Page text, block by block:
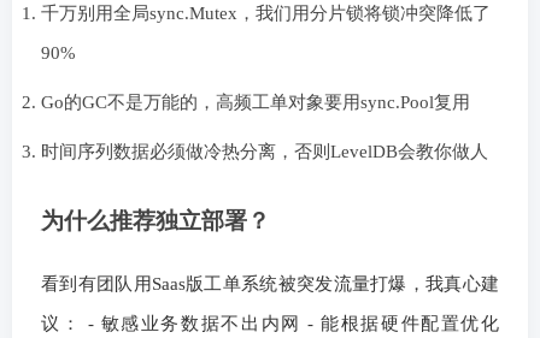
千万别用全局sync.Mutex，我们用分片锁将锁冲突降低了
90%
Go的GC不是万能的，高频工单对象要用sync.Pool复用
时间序列数据必须做冷热分离，否则LevelDB会教你做人
为什么推荐独立部署？
看到有团队用Saas版工单系统被突发流量打爆，我真心建
议： - 敏感业务数据不出内网 - 能根据硬件配置优化